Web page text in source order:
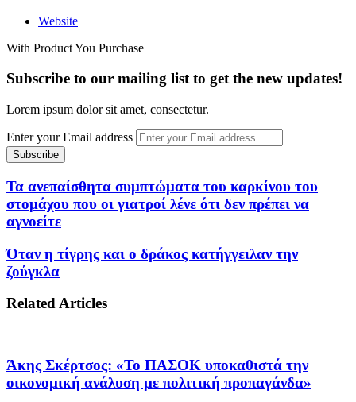
Website
With Product You Purchase
Subscribe to our mailing list to get the new updates!
Lorem ipsum dolor sit amet, consectetur.
Enter your Email address
Τα ανεπαίσθητα συμπτώματα του καρκίνου του
στομάχου που οι γιατροί λένε ότι δεν πρέπει να
αγνοείτε
Όταν η τίγρης και ο δράκος κατήγγειλαν την
ζούγκλα
Related Articles
Άκης Σκέρτσος: «Το ΠΑΣΟΚ υποκαθιστά την
οικονομική ανάλυση με πολιτική προπαγάνδα»